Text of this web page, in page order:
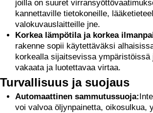
joilla on suuret
kannettaville tietokoneille,
valokuvauslaitteille jne.
Korkea lämpötila ja korkea
rakenne sopii käytettäväksi
korkealla sijaitsevissa ympäristöissä
vakaata ja luotettavaa virtaa.
Turvallisuus ja suojaus
Automaattinen sammutussuoja:
voi valvoa öljynpainetta, oikosulkua,